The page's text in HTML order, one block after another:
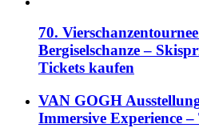
70.
Bergiselschanze –
Tickets kaufen
VAN GOGH
Immersive Experience